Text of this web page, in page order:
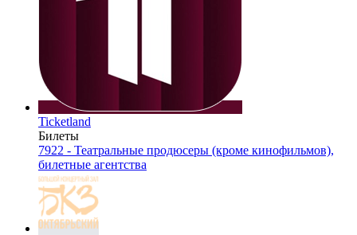
Ticketland
Билеты
7922 - Театральные продюсеры (кроме кинофильмов),
билетные агентства